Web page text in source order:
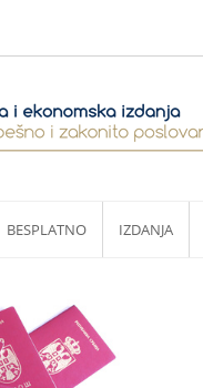
BESPLATNO IZDANJA